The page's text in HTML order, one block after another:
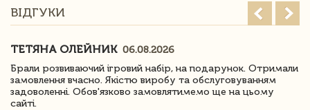
ВІДГУКИ
ТЕТЯНА ОЛЕЙНИК 06.08.2026
Брали розвиваючий ігровий набір, на подарунок. Отримали
замовлення вчасно. Якістю виробу та обслуговуванням
задоволенні. Обов'язково замовлятимемо ще на цьому
сайті.